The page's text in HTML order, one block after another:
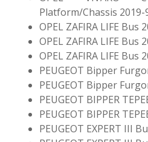
Platform/Chassis 2019-
OPEL ZAFIRA LIFE Bus
OPEL ZAFIRA LIFE Bus
OPEL ZAFIRA LIFE Bus
PEUGEOT Bipper
PEUGEOT Bipper
PEUGEOT BIPPER
PEUGEOT BIPPER
PEUGEOT EXPERT III